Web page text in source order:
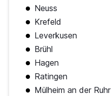
Neuss
Krefeld
Leverkusen
Brühl
Hagen
Ratingen
Mülheim an der Ruhr